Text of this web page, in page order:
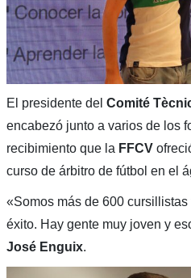
El presidente del Comité
encabezó junto a varios de los
recibimiento que la FFCV
curso de árbitro de fútbol en el
«Somos más de 600
éxito. Hay gente muy joven y
José Enguix.